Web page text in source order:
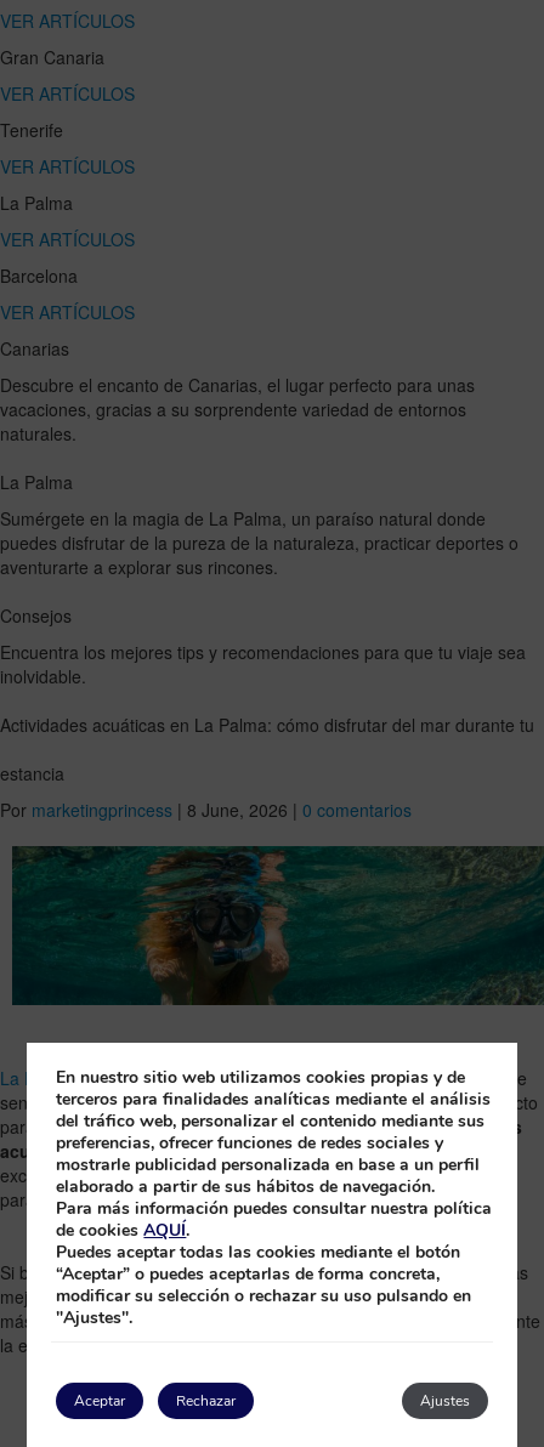
VER ARTÍCULOS
Gran Canaria
VER ARTÍCULOS
Tenerife
VER ARTÍCULOS
La Palma
VER ARTÍCULOS
Barcelona
VER ARTÍCULOS
Canarias
Descubre el encanto de Canarias, el lugar perfecto para unas
vacaciones, gracias a su sorprendente variedad de entornos
naturales.
La Palma
Sumérgete en la magia de La Palma, un paraíso natural donde
puedes disfrutar de la pureza de la naturaleza, practicar deportes o
aventurarte a explorar sus rincones.
Consejos
Encuentra los mejores tips y recomendaciones para que tu viaje sea
inolvidable.
Actividades acuáticas en La Palma: cómo disfrutar del mar durante tu
estancia
Por marketingprincess | 8 June, 2026 | 0 comentarios
La Palmano solo destaca por sus paisajes volcánicos y sus rutas de
senderismo. La llamada“Isla Bonita”también es un destino perfecto
para disfrutar del océano gracias a su amplia oferta deactividades
acuáticas. Desde inmersiones entre fondos volcánicos hasta
excursiones en barco para ver cetáceos, la isla ofrece experiencias
para todos los niveles y edades.
Si buscas unas vacaciones activas junto al mar, aquí encontrarás las
mejores opciones dedeportes acuáticos en La Palma, las zonas
más recomendadas y consejos para organizar tus actividades durante
la estancia.
En nuestro sitio web utilizamos cookies propias y de
terceros para finalidades analíticas mediante el análisis
del tráfico web, personalizar el contenido mediante sus
preferencias, ofrecer funciones de redes sociales y
mostrarle publicidad personalizada en base a un perfil
elaborado a partir de sus hábitos de navegación.
Para más información puedes consultar nuestra política
de cookiesAQUÍ.
Puedes aceptar todas las cookies mediante el botón
“Aceptar” o puedes aceptarlas de forma concreta,
modificar su selección o rechazar su uso pulsando en
"Ajustes".
Aceptar Ajustes
Rechazar